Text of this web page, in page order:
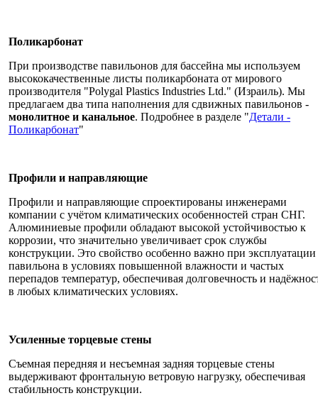
Поликарбонат
При производстве павильонов для бассейна мы используем
высококачественные листы поликарбоната от мирового
производителя "Polygal Plastics Industries Ltd." (Израиль). Мы
предлагаем два типа наполнения для сдвижных павильонов -
монолитное и канальное. Подробнее в разделе "Детали -
Поликарбонат"
Профили и направляющие
Профили и направляющие спроектированы инженерами
компании с учётом климатических особенностей стран СНГ.
Алюминиевые профили обладают высокой устойчивостью к
коррозии, что значительно увеличивает срок службы
конструкции. Это свойство особенно важно при эксплуатации
павильона в условиях повышенной влажности и частых
перепадов температур, обеспечивая долговечность и
в любых климатических условиях.
Усиленные торцевые стены
Съемная передняя и несъемная задняя торцевые стены
выдерживают фронтальную ветровую нагрузку, обеспечивая
стабильность конструкции.